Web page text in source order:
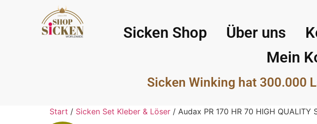
Sicken Shop Über uns
Mein
Sicken Winking hat 300.000
Start / Sicken Set Kleber & Löser / Audax PR 170 HR 70 HIGH QUALITY